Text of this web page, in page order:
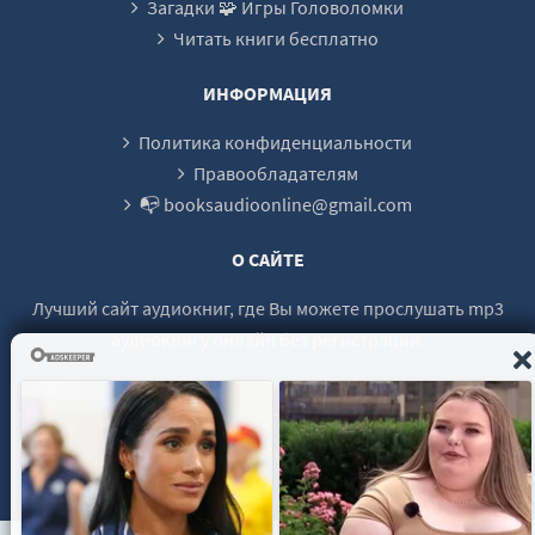
Загадки 🧩 Игры Головоломки
Читать книги бесплатно
ИНФОРМАЦИЯ
Политика конфиденциальности
Правообладателям
📭 booksaudioonline@gmail.com
О САЙТЕ
Лучший сайт аудиокниг, где Вы можете прослушать mp3
аудиокнигу онлайн без регистрации.
© 2021 - 2026 booksaudio-online.com Все права защищены.